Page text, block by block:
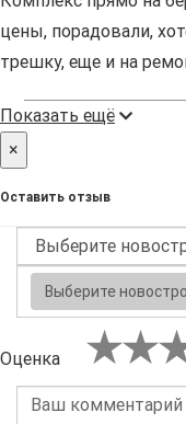
цены, порадовали,
трешку, еще и на
Показать ещё
×
Оставить отзыв
Выберите
Оценка